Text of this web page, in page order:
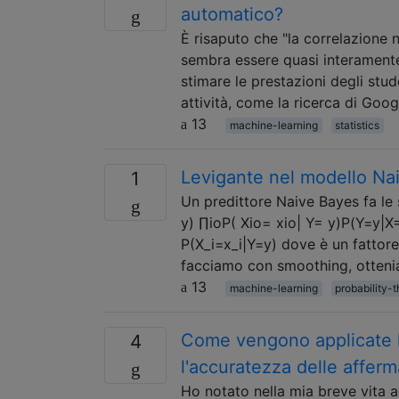
automatico?
È risaputo che "la correlazione
sembra essere quasi
stimare le prestazioni degli
attività, come la ricerca di
13
machine-learning statistics
1 Levigante nel modello
Un predittore Naive Bayes fa
y) ∏ioP( Xio= xio| Y=
P(X_i=x_i|Y=y) dove è un
facciamo con smoothing,
13
machine-learning probability-
4
Come vengono
l'accuratezza delle
Ho notato nella mia breve vita